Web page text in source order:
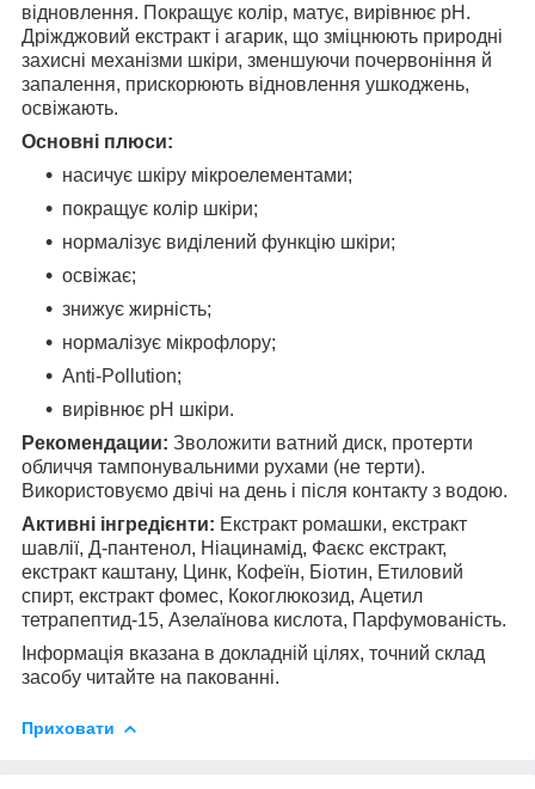
відновлення. Покращує колір, матує, вирівнює pH.
Дріжджовий екстракт і агарик, що зміцнюють природні
захисні механізми шкіри, зменшуючи почервоніння й
запалення, прискорюють відновлення ушкоджень,
освіжають.
Основні плюси:
насичує шкіру мікроелементами;
покращує колір шкіри;
нормалізує виділений функцію шкіри;
освіжає;
знижує жирність;
нормалізує мікрофлору;
Anti-Pollution;
вирівнює pH шкіри.
Рекомендации: Зволожити ватний диск, протерти
обличчя тампонувальними рухами (не терти).
Використовуємо двічі на день і після контакту з водою.
Активні інгредієнти: Екстракт ромашки, екстракт
шавлії, Д-пантенол, Ніацинамід, Фаєкс екстракт,
екстракт каштану, Цинк, Кофеїн, Біотин, Етиловий
спирт, екстракт фомес, Кокоглюкозид, Ацетил
тетрапептид-15, Азелаїнова кислота, Парфумованість.
Інформація вказана в докладній цілях, точний склад
засобу читайте на пакованні.
Приховати